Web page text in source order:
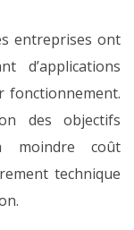
entreprises ont
d’applications
fonctionnement.
des objectifs
moindre coût
technique